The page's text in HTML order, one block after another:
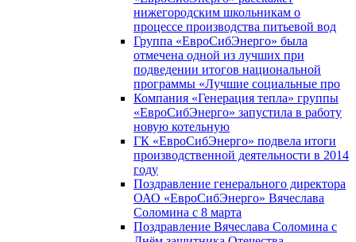
нижегородским школьникам о
процессе производства питьевой вод
Группа «ЕвроСибЭнерго» была
отмечена одной из лучших при
подведении итогов национальной
программы «Лучшие социальные про
Компания «Генерация тепла» группы
«ЕвроСибЭнерго» запустила в работу
новую котельную
ГК «ЕвроСибЭнерго» подвела итоги
производственной деятельности в 2014
году
Поздравление генерального директора
ОАО «ЕвроСибЭнерго» Вячеслава
Соломина с 8 марта
Поздравление Вячеслава Соломина с